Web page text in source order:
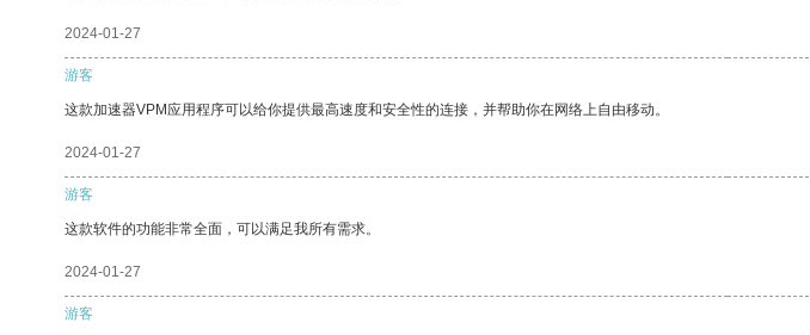
2024-01-27
游客
这款加速器VPM应用程序可以给你提供最高速度和安全性的连接，并帮助你在网络上自由移动。
2024-01-27
游客
这款软件的功能非常全面，可以满足我所有需求。
2024-01-27
游客